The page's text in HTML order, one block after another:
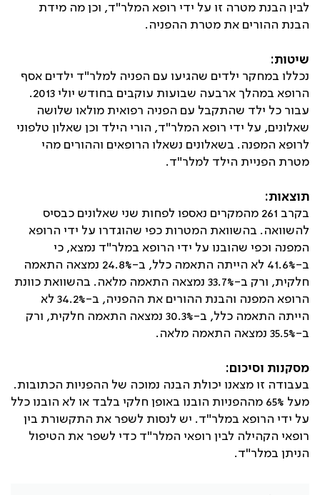
לבין הבנת מטרה זו על ידי רופא המלר"ד, וכן מה מידת
הבנת ההורים את מטרת ההפניה.
שיטות:
נכללו במחקר ילדים שהגיעו עם הפניה למלר"ד ילדים אסף
הרופא במהלך ארבעה שבועות עוקבים בחודש יולי 2013.
עבור כל ילד שהתקבל עם הפניה רפואית מולאו שלושה
שאלונים, על ידי רופא המלר"ד, הורי הילד וכן שאלון טלפוני
לרופא המפנה. בשאלונים נשאלו הרופאים וההורים מהי
מטרת הפניית הילד למלר"ד.
תוצאות:
בקרב 261 מהמקרים נאספו לפחות שני שאלונים כבסיס
להשוואה. בהשוואת המטרות כפי שהוגדרו על ידי הרופא
המפנה וכפי שהובנו על ידי הרופא במלר"ד נמצא, כי
ב-41.6% לא הייתה התאמה כלל, ב-24.8% נמצאה התאמה
חלקית, ורק ב-33.7% נמצאה התאמה מלאה. בהשוואת כוונת
הרופא המפנה והבנת ההורים את ההפניה, ב-34.2% לא
הייתה התאמה כלל, ב-30.3% נמצאה התאמה חלקית, ורק
ב-35.5% נמצאה התאמה מלאה.
מסקנות וסיכום:
בעבודה זו מצאנו יכולת הבנה נמוכה של ההפניות הכתובות.
מעל 65% מההפניות הובנו באופן חלקי בלבד או לא הובנו כלל
על ידי הרופא במלר"ד. יש לנסות לשפר את התקשורת בין
רופאי הקהילה לבין רופאי המלר"ד כדי לשפר את הטיפול
הניתן במלר"ד.